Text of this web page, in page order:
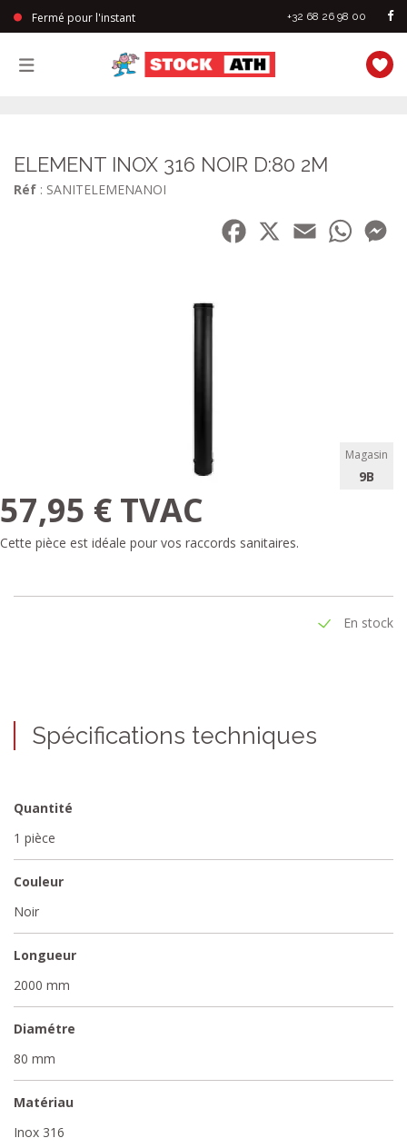
Fermé pour l'instant +32 68 26 98 00
ELEMENT INOX 316 NOIR D:80 2M
Réf : SANITELEMENANOI
Facebook
Email
Magasin
9B
57,95 € TVAC
Cette pièce est idéale pour vos raccords sanitaires.
En stock
Spécifications techniques
Quantité
1 pièce
Couleur
Noir
Longueur
2000 mm
Diamétre
80 mm
Matériau
Inox 316